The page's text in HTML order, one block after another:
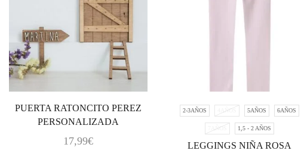
PUERTA RATONCITO PEREZ
PERSONALIZADA
17,99€
2-3AÑOS 4AÑOS 5AÑOS 6AÑOS
7AÑOS 1,5 - 2 AÑOS
LEGGINGS NIÑA ROSA